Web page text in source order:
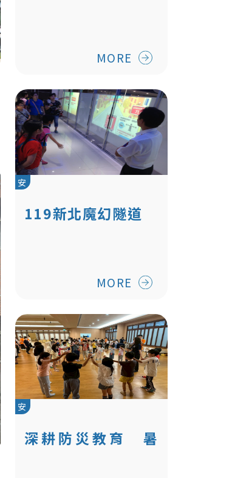
MORE
安
119新北魔幻隧道
MORE
安
深耕防災教育 暑